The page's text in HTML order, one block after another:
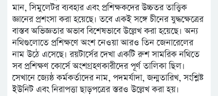
মান, সিমুলেটর ব্যবহার এবং প্রশিক্ষকদের উচ্চতর তাত্ত্বিক
জ্ঞানের প্রশংসা করা হয়েছে। তবে একই সঙ্গে চীনের যুদ্ধক্ষেত্রের
বাস্তব অভিজ্ঞতার অভাব বিশেষভাবে উল্লেখ করা হয়েছে। অন্য
নথিগুলোতে প্রশিক্ষণে অংশ নেওয়া আরও তিন জেনারেলের
নাম উঠে এসেছে। রয়টার্সের দেখা একটি রুশ সামরিক নথিতে
সব প্রশিক্ষণ কোর্সে অংশগ্রহণকারীদের পূর্ণ তালিকা ছিল।
সেখানে জ্যেষ্ঠ কর্মকর্তাদের নাম, পদমর্যাদা, জন্মতারিখ, সংশ্লিষ্ট
ইউনিট এবং নিরাপত্তা ছাড়পত্রের স্তরও উল্লেখ করা হয়।